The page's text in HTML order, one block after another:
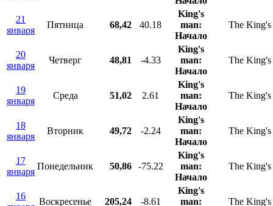
21
января
Пятница 68,42 40.18
King's
man:
Начало
The King's
20
января
Четверг 48,81 -4.33
King's
man:
Начало
The King's
19
января
Среда 51,02 2.61
King's
man:
Начало
The King's
18
января
Вторник 49,72 -2.24
King's
man:
Начало
The King's
17
января
Понедельник 50,86 -75.22
King's
man:
Начало
The King's
16
Воскресенье 205,24 -8.61
King's
man:
The King's